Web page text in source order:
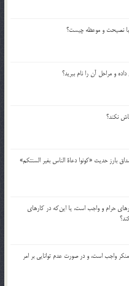
با نصيحت و موعظه چيست؟
و مراحل آن را نام ببريد؟
نكند؟
بارز حديث «كونوا دعاة الناس بغير السنتكم»
حرام و واجب است، يا اين‌كه در كارهاي
واجب است، و در صورت عدم توانايي بر امر